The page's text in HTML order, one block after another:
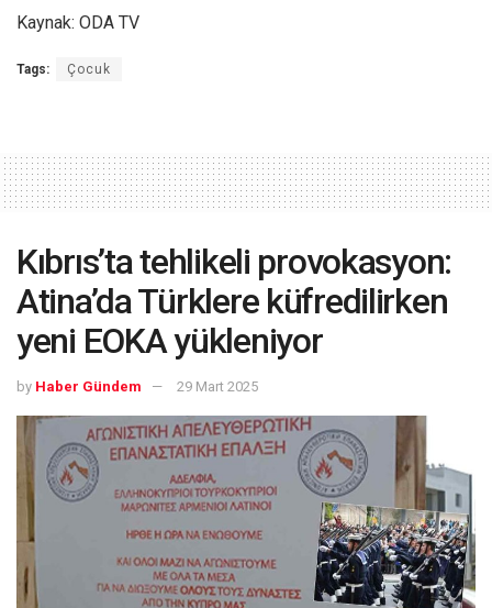
Kaynak: ODA TV
Tags: Çocuk
Kıbrıs’ta tehlikeli provokasyon:
Atina’da Türklere küfredilirken
yeni EOKA yükleniyor
by Haber Gündem 29 Mart 2025